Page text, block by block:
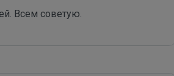
Всем советую.